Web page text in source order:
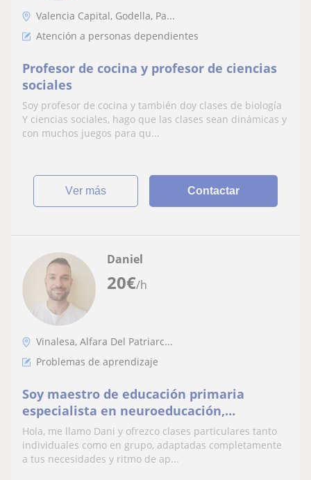
Valencia Capital, Godella, Pa...
Atención a personas dependientes
Profesor de cocina y profesor de ciencias
sociales
Soy profesor de cocina y también doy clases de biología
Y ciencias sociales, hago que las clases sean dinámicas y
con muchos juegos para qu...
ver más Contactar
20€/h
Daniel
Vinalesa, Alfara Del Patriarc...
Problemas de aprendizaje
Soy maestro de educación primaria
especialista en neuroeducación,
pedagogía terapéutica y audición y
lenguaje
Hola, me llamo Dani y ofrezco clases particulares tanto
individuales como en grupo, adaptadas completamente
a tus necesidades y ritmo de ap...